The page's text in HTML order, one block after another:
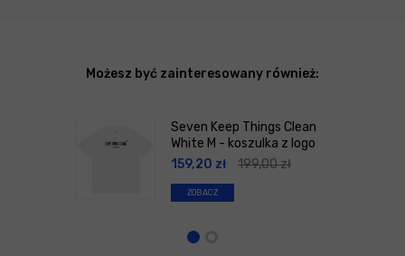
Możesz być zainteresowany również:
Seven Keep Things Clean
White M - koszulka z logo
159,20 zł 199,00zł
ZOBACZ